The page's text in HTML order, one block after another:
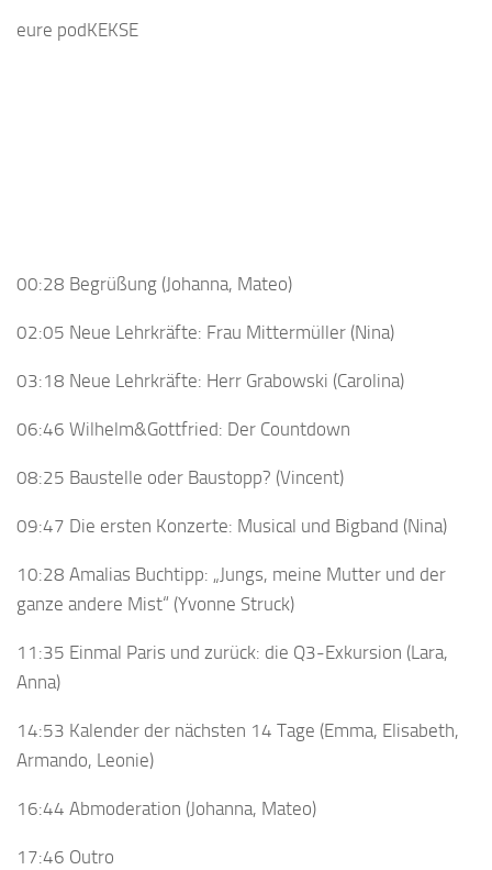
eure podKEKSE
00:28 Begrüßung (Johanna, Mateo)
02:05 Neue Lehrkräfte: Frau Mittermüller (Nina)
03:18 Neue Lehrkräfte: Herr Grabowski (Carolina)
06:46 Wilhelm&Gottfried: Der Countdown
08:25 Baustelle oder Baustopp? (Vincent)
09:47 Die ersten Konzerte: Musical und Bigband (Nina)
10:28 Amalias Buchtipp: „Jungs, meine Mutter und der
ganze andere Mist“ (Yvonne Struck)
11:35 Einmal Paris und zurück: die Q3-Exkursion (Lara,
Anna)
14:53 Kalender der nächsten 14 Tage (Emma, Elisabeth,
Armando, Leonie)
16:44 Abmoderation (Johanna, Mateo)
17:46 Outro